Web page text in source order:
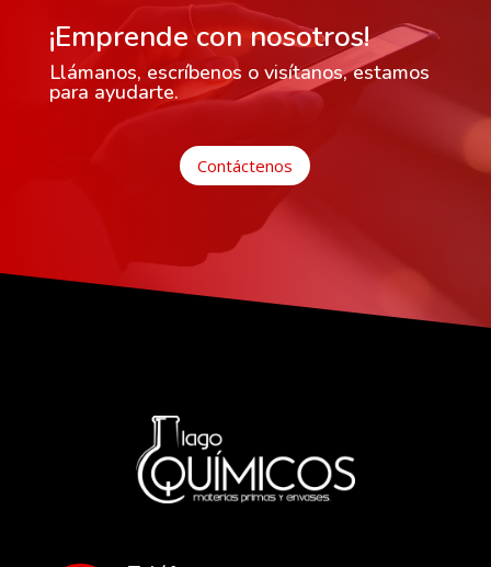
¡Emprende con nosotros!
Llámanos, escríbenos o visítanos, estamos
para ayudarte.
Contáctenos